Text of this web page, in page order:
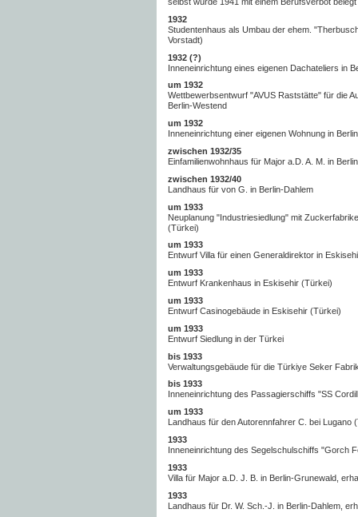
1932
Studentenhaus als Umbau der ehem.
Vorstadt)
1932 (?)
Inneneinrichtung eines eigenen Dachateliers in
um 1932
Wettbewerbsentwurf "AVUS Raststätte" für die
Berlin-Westend
um 1932
Inneneinrichtung einer eigenen Wohnung in
zwischen 1932/35
Einfamilienwohnhaus für Major a.D. A. M. in
zwischen 1932/40
Landhaus für von G. in Berlin-Dahlem
um 1933
Neuplanung "Industriesiedlung" mit
(Türkei)
um 1933
Entwurf Villa für einen Generaldirektor in
um 1933
Entwurf Krankenhaus in Eskisehir (Türkei)
um 1933
Entwurf Casinogebäude in Eskisehir (Türkei)
um 1933
Entwurf Siedlung in der Türkei
bis 1933
Verwaltungsgebäude für die Türkiye Seker
bis 1933
Inneneinrichtung des Passagierschiffs "SS
um 1933
Landhaus für den Autorennfahrer C. bei Lugano
1933
Inneneinrichtung des Segelschulschiffs "Gorch
1933
Villa für Major a.D. J. B. in Berlin-Grunewald,
1933
Landhaus für Dr. W. Sch.-J. in Berlin-Dahlem,